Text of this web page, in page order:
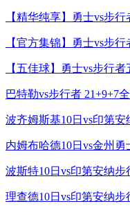
【精华纯享】勇士vs步行
【官方集锦】勇士vs步行
【五佳球】勇士vs步行者
巴特勒vs步行者 21+9+7
波齐姆斯基10日vs印第
内姆布哈德10日vs金州勇
波斯特10日vs印第安纳步
理查德10日vs印第安纳步